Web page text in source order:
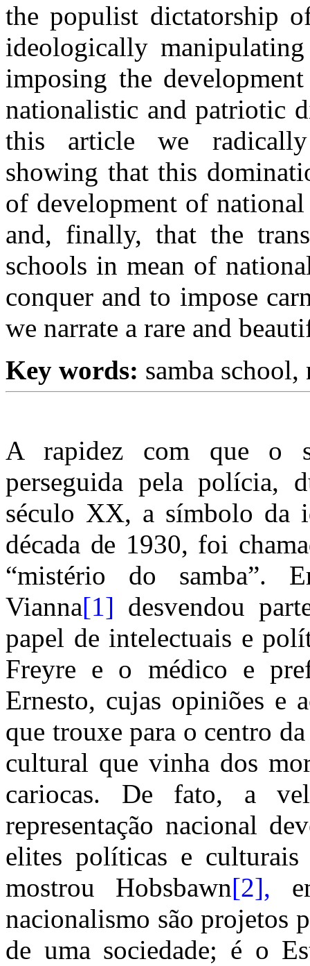
the populist dictatorship
ideologically manipulating
imposing the
nationalistic and patriotic
this article
we
showing that this
of development of national
and, finally, thatthe
schools in mean of
conquer and to impose
we narrate a rare and
Key words: samba school,
A rapidez com que o
perseguida pela polícia,
século XX, a símbolo da
década de 1930, foi
“mistério do samba”.
Vianna[1] desvendou
papel de intelectuais e
Freyre e o médico e
Ernesto, cujas opiniões e
que trouxe para o centro
cultural que vinha dos
cariocas. De fato, a
representação nacional
elites políticas e culturais
mostrou Hobsbawn[2],
nacionalismo são projetos
de uma sociedade; é o